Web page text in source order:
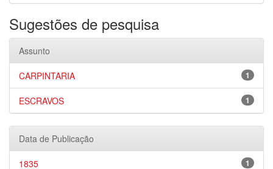
Sugestões de pesquisa
Assunto
1
CARPINTARIA
1
ESCRAVOS
Data de Publicação
1
1835